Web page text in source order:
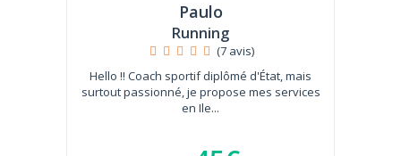
Paulo
Running
(7 avis)
Hello !! Coach sportif diplômé d'État, mais
surtout passionné, je propose mes services
en Ile...